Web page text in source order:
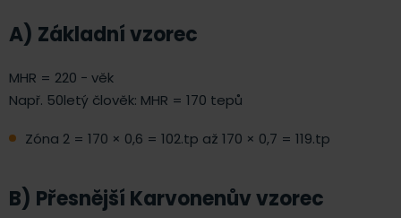
A) Základní vzorec
MHR = 220 − věk
Např. 50letý člověk: MHR = 170 tepů
Zóna 2 = 170 × 0,6 = 102.tp až 170 × 0,7 = 119.tp
B) Přesnější Karvonenův vzorec